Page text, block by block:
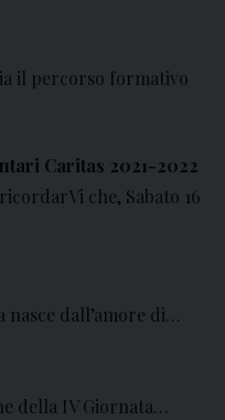
il percorso formativo
Caritas 2021-2022
che, Sabato 16
nasce dall’amore di…
della IV Giornata…